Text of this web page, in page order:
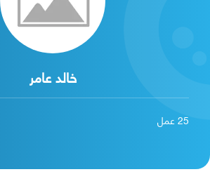
خالد عامر
25عمل